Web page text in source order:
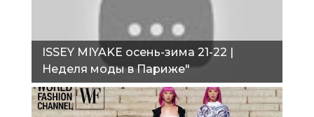
ISSEY MIYAKE осень-зима 21-22 |
Неделя моды в Париже"